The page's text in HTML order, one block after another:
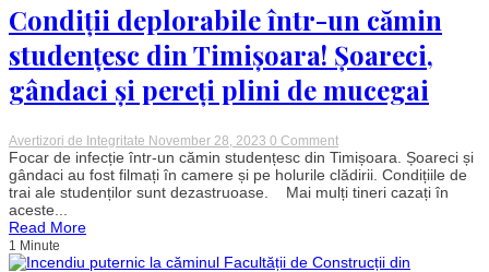
semnalează
tentative
de
mușamalizare
Condiții deplorabile într-un cămin
studențesc din Timișoara! Șoareci,
gândaci și pereți plini de mucegai
Avertizori de Integritate November 28, 2023 0 Commenton
Condiții
deplorabile
într-
un
Timișoara!
Focar de infecție într-un cămin studențesc din Timișoara. Șoareci și
gândaci au fost filmați în camere și pe holurile clădirii. Condițiile de
trai ale studenților sunt dezastruoase. Mai mulți tineri cazați în
aceste...
Read More
1 Minute